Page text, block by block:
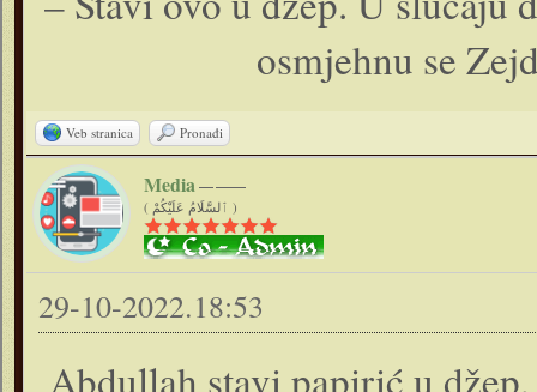
osmjehnu se
Veb stranica Pronađi
Media
( ٱلسَّلَامُ عَلَيْكُمْ )
29-10-2022.18:53
Abdullah stavi papirić u